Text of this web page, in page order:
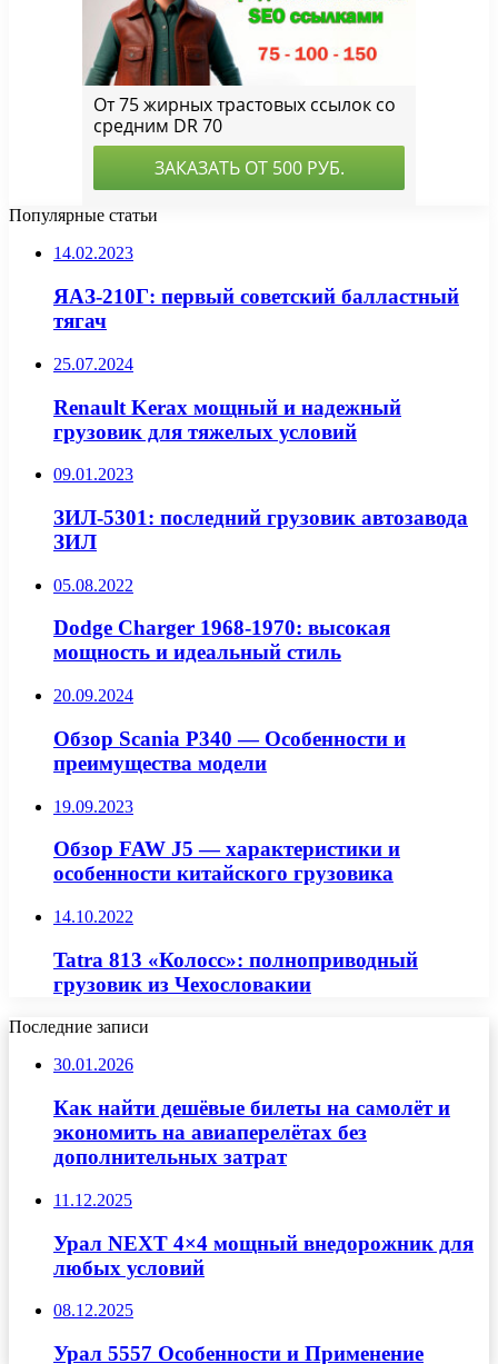
Популярные статьи
14.02.2023
ЯАЗ-210Г: первый советский балластный
тягач
25.07.2024
Renault Kerax мощный и надежный
грузовик для тяжелых условий
09.01.2023
ЗИЛ-5301: последний грузовик автозавода
ЗИЛ
05.08.2022
Dodge Charger 1968-1970: высокая
мощность и идеальный стиль
20.09.2024
Обзор Scania P340 — Особенности и
преимущества модели
19.09.2023
Обзор FAW J5 — характеристики и
особенности китайского грузовика
14.10.2022
Tatra 813 «Колосс»: полноприводный
грузовик из Чехословакии
Последние записи
30.01.2026
Как найти дешёвые билеты на самолёт и
экономить на авиаперелётах без
дополнительных затрат
11.12.2025
Урал NEXT 4×4 мощный внедорожник для
любых условий
08.12.2025
Урал 5557 Особенности и Применение